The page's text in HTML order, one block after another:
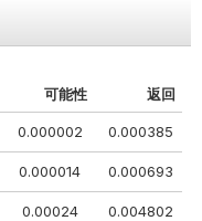
可能性 返回
0.000002 0.000385
0.000014 0.000693
0.00024 0.004802